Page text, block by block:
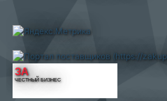
ЗА
ЧЕСТНЫЙ БИЗНЕС